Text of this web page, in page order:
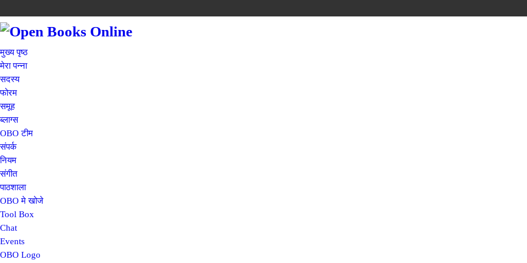
मुख्य पृष्ठ
मेरा पन्ना
सदस्य
फोरम
समूह
ब्लाग्स
OBO टीम
संपर्क
नियम
संगीत
पाठशाला
OBO मे खोजे
Tool Box
Chat
Events
OBO Logo